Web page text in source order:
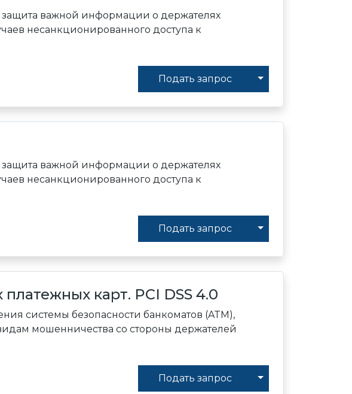
защита важной информации о держателях
несанкционированного доступа к
Подать запрос Toggle Dropdown
защита важной информации о держателях
несанкционированного доступа к
Подать запрос Toggle Dropdown
карт. PCI DSS 4.0
системы безопасности банкоматов (ATM),
мошенничества со стороны держателей
Подать запрос Toggle Dropdown